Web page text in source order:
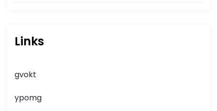
Links
gvokt
ypomg